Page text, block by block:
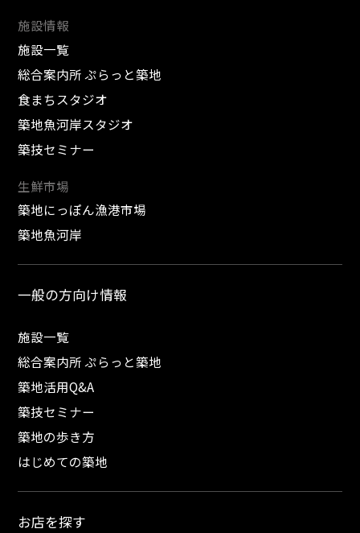
施設情報
施設一覧
総合案内所 ぷらっと築地
食まちスタジオ
築地魚河岸スタジオ
築技セミナー
生鮮市場
築地にっぽん漁港市場
築地魚河岸
一般の方向け情報
施設一覧
総合案内所 ぷらっと築地
築地活用Q&A
築技セミナー
築地の歩き方
はじめての築地
お店を探す